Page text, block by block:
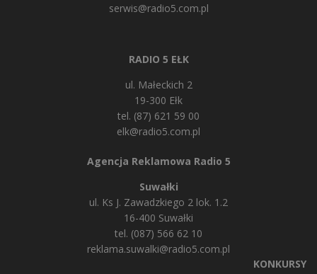
serwis@radio5.com.pl
RADIO 5 EŁK
ul. Małeckich 2
19-300 Ełk
tel. (87) 621 59 00
elk@radio5.com.pl
Agencja Reklamowa Radio 5
Suwałki
ul. Ks J. Zawadzkiego 2 lok. 1.2
16-400 Suwałki
tel. (087) 566 62 10
reklama.suwalki@radio5.com.pl
KONKURSY